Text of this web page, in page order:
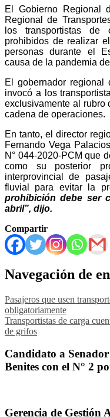
El Gobierno Regional
Regional de
los transportistas de
prohibidos de realizar
personas durante el
causa de la pandemia
El gobernador regional
invocó a los
exclusivamente al rubro
cadena de operaciones.
En tanto, el director
Fernando Vega
N° 044-2020-PCM que
como su posterior
interprovincial de
fluvial para evitar la
prohibición debe ser
abril”, dijo.
Compartir
Navegación de
Pasajeros que usen
obligatoriamente
Transportistas de carga
de grifos
Candidato a
Benites con el N° 2
Gerencia de Gestión